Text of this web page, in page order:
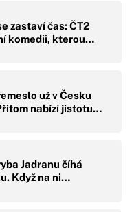
zastaví čas: ČT2
komedii, kterou…
už v Česku
nabízí jistotu…
Jadranu číhá
Když na ni…